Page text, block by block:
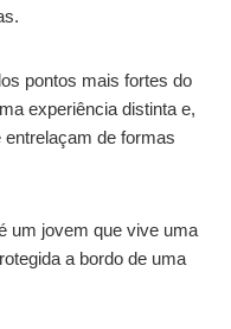
pontos mais fortes do
experiência distinta e,
de formas
um jovem que vive uma
a bordo de uma